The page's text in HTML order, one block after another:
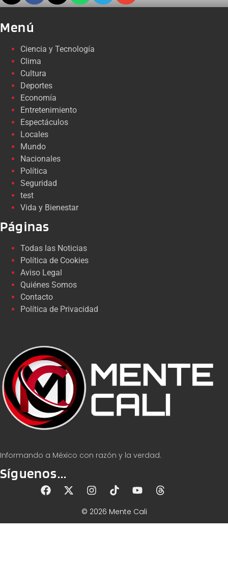
Informando a México con razón y la verdad.
Síguenos...
Menú
Ciencia y Tecnología
Clima
Cultura
Deportes
Economía
Entretenimiento
Espectáculos
Locales
Mundo
Nacionales
Política
Seguridad
test
Vida y Bienestar
Páginas
Todas las Noticias
Política de Cookies
Aviso Legal
Quiénes Somos
Contacto
Política de Privacidad
© 2026 Mente Cali